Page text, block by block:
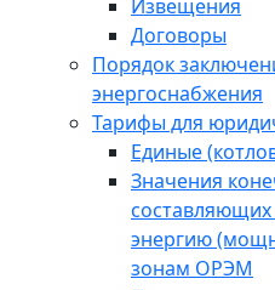
Извещения
Договоры
Порядок
энергоснабжения
Тарифы для
Единые
Значения
составляющих
энергию
зонам ОРЭМ